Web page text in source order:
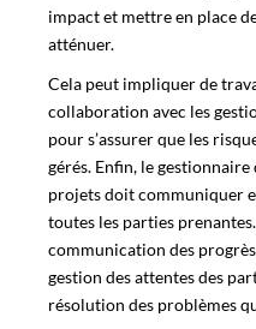
impact et mettre en place
atténuer.
Cela peut impliquer de
collaboration avec les
pour s’assurer que les
gérés. Enfin, le
projets doit communiquer
toutes les parties
communication des
gestion des attentes des
résolution des problèmes